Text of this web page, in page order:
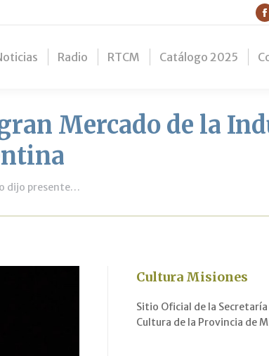
Radio RTCM Catálogo 2025
Mercado de la
dijo presente…
Cultura Misiones
Sitio Oficial de la
Cultura de la Provincia de